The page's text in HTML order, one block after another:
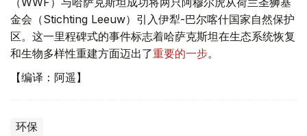
金会（Stichting Leeuw）引入伊犁-巴尔喀什国家自然保护
区。这一里程碑式的事件标志着哈萨克斯坦在生态系统恢复
和生物多样性重建方面迈出了重要的一步。
【编译：阿遥】
环保